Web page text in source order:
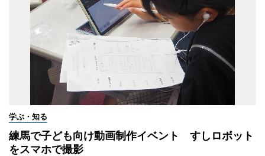
学ぶ・知る
練馬で子ども向け動画制作イベント すしロボット
をスマホで撮影